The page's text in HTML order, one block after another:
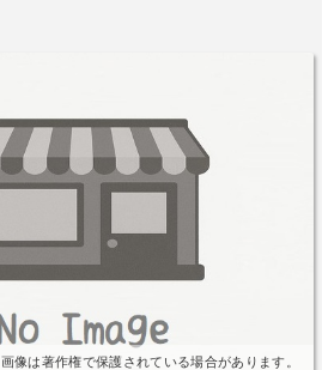
画像は著作権で保護されている場合があります。